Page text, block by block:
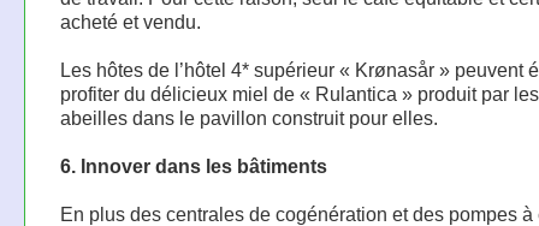
acheté et vendu.
Les hôtes de l’hôtel 4* supérieur « Krønasår » peuvent
profiter du délicieux miel de « Rulantica » produit par
abeilles dans le pavillon construit pour elles.
6. Innover dans les bâtiments
En plus des centrales de cogénération et des pompes à